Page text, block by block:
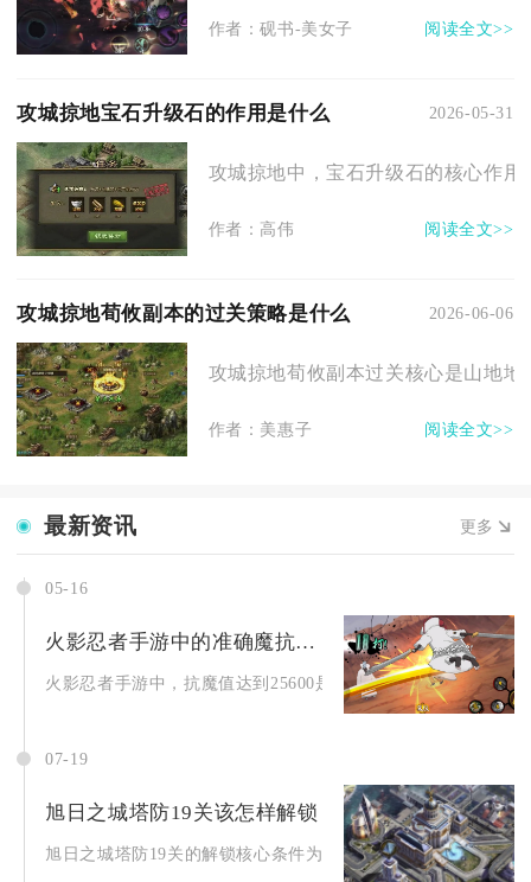
作者：砚书-美女子 阅读全文>>
攻城掠地宝石升级石的作用是什么 2026-05-31
攻城掠地中，宝石升级石的核心作
作者：高伟 阅读全文>>
攻城掠地荀攸副本的过关策略是什么 2026-06-06
攻城掠地荀攸副本过关核心是山地
作者：美惠子 阅读全文>>
最新资讯 更多
05-16
火影忍者手游中的准确魔抗值必出祝福是多少
火影忍者手游中，抗魔值达到25600是必出祝福饰品的准确门槛
07-19
旭日之城塔防19关该怎样解锁
旭日之城塔防19关的解锁核心条件为完整通关经典战役18关普